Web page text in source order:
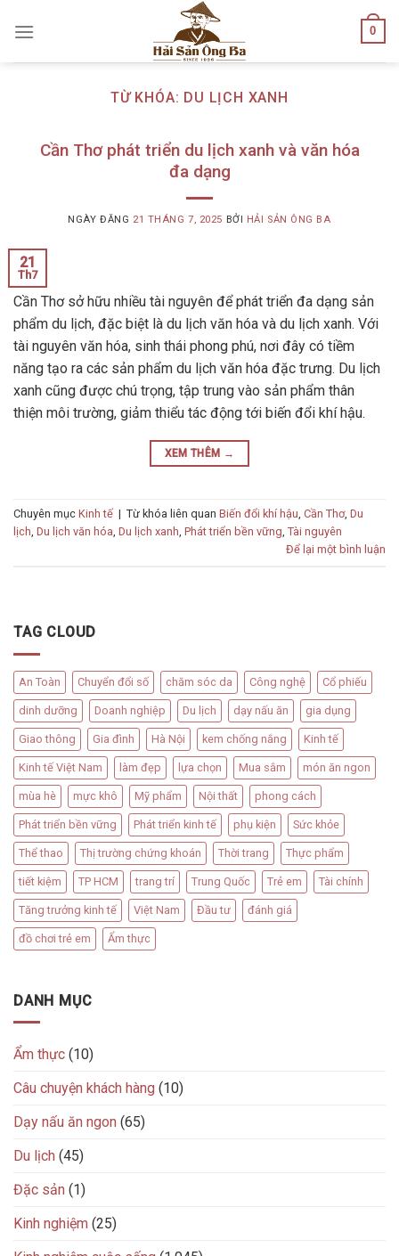
0
TỪ KHÓA: DU LỊCH XANH
Cần Thơ phát triển du lịch xanh và văn hóa
đa dạng
NGÀY ĐĂNG 21 THÁNG 7, 2025 BỞI HẢI SẢN ÔNG BA
21
Th7
Cần Thơ sở hữu nhiều tài nguyên để phát triển đa dạng sản
phẩm du lịch, đặc biệt là du lịch văn hóa và du lịch xanh. Với
tài nguyên văn hóa, sinh thái phong phú, nơi đây có tiềm
năng tạo ra các sản phẩm du lịch văn hóa đặc trưng. Du lịch
xanh cũng được chú trọng, tập trung vào sản phẩm thân
thiện môi trường, giảm thiểu tác động tới biến đổi khí hậu.
XEM THÊM →
Chuyên mục Kinh tế | Từ khóa liên quan Biến đổi khí hậu, Cần Thơ, Du
lịch, Du lịch văn hóa, Du lịch xanh, Phát triển bền vững, Tài nguyên
Để lại một bình luận
TAG CLOUD
An Toàn Chuyển đổi số chăm sóc da Công nghệ Cổ phiếu
dinh dưỡng Doanh nghiệp Du lịch dạy nấu ăn gia dụng
Giao thông Gia đình Hà Nội kem chống nắng Kinh tế
Kinh tế Việt Nam làm đẹp lựa chọn Mua sắm món ăn ngon
mùa hè mực khô Mỹ phẩm Nội thất phong cách
Phát triển bền vững Phát triển kinh tế phụ kiện Sức khỏe
Thể thao Thị trường chứng khoán Thời trang Thực phẩm
tiết kiệm TP HCM trang trí Trung Quốc Trẻ em Tài chính
Tăng trưởng kinh tế Việt Nam Đầu tư đánh giá
đồ chơi trẻ em Ẩm thực
DANH MỤC
Ẩm thực (10)
Câu chuyện khách hàng (10)
Dạy nấu ăn ngon (65)
Du lịch (45)
Đặc sản (1)
Kinh nghiệm (25)